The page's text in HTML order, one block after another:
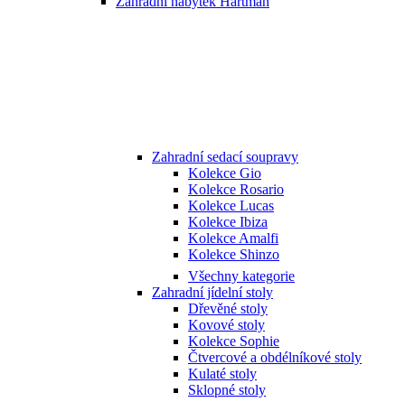
Zahradní sedací soupravy
Kolekce Gio
Kolekce Rosario
Kolekce Lucas
Kolekce Ibiza
Kolekce Amalfi
Kolekce Shinzo
Všechny kategorie
Zahradní jídelní stoly
Dřevěné stoly
Kovové stoly
Kolekce Sophie
Čtvercové a obdélníkové stoly
Kulaté stoly
Sklopné stoly